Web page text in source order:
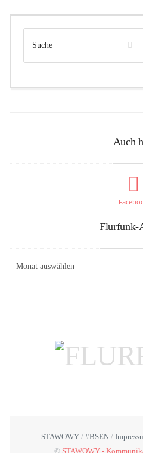
Auch
Flurfunk-
STAWOWY #BSEN
© STAWOWY -